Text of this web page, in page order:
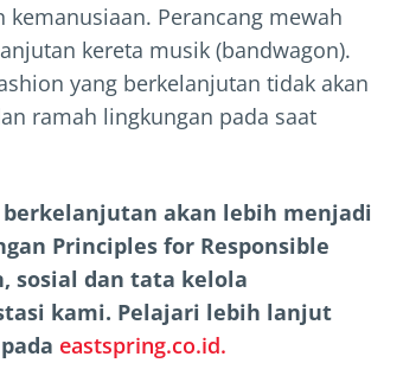
Perancang mewah
kereta musik (bandwagon).
yang berkelanjutan tidak akan
ramah lingkungan pada saat
akan lebih menjadi
Principles for Responsible
sosial dan tata kelola
kami. Pelajari lebih lanjut
eastspring.co.id.